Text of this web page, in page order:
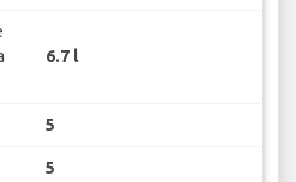
6.7 l
5
5